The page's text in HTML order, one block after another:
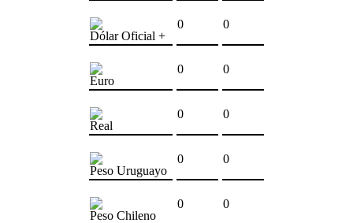
Dólar Oficial +
0 0
Euro
0 0
Real
0 0
Peso Uruguayo
0 0
Peso Chileno
0 0